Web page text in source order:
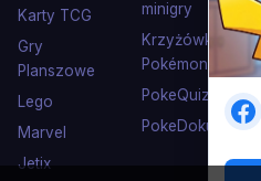
Karty TCG
Gry
Planszowe
Lego
Marvel
Jetix
minigry
Krzyżówki
Pokémon
PokeQuiz
PokeDoku